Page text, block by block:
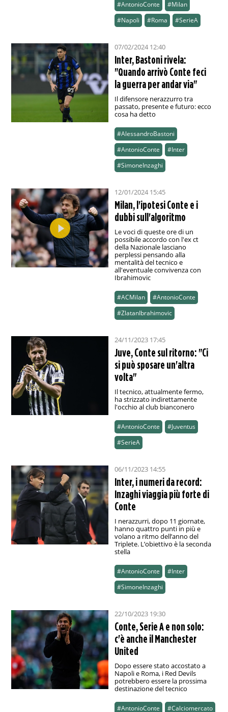
#AntonioConte
#Milan
#Napoli
#Roma #SerieA
07/02/2024 12:40
Inter, Bastoni rivela:
"Quando arrivò Conte feci
la guerra per andar via"
Il difensore nerazzurro tra
passato, presente e futuro: ecco
cosa ha detto
#AlessandroBastoni
#AntonioConte
#Inter
#SimoneInzaghi
12/01/2024 15:45
Milan, l'ipotesi Conte e i
dubbi sull'algoritmo
Le voci di queste ore di un
possibile accordo con l'ex ct
della Nazionale lasciano
perplessi pensando alla
mentalità del tecnico e
all'eventuale convivenza con
Ibrahimovic
#ACMilan
#AntonioConte
#ZlatanIbrahimovic
24/11/2023 17:45
Juve, Conte sul ritorno: "Ci
si può sposare un'altra
volta"
Il tecnico, attualmente fermo,
ha strizzato indirettamente
l'occhio al club bianconero
#AntonioConte
#Juventus
#SerieA
06/11/2023 14:55
Inter, i numeri da record:
Inzaghi viaggia più forte di
Conte
I nerazzurri, dopo 11 giornate,
hanno quattro punti in più e
volano a ritmo dell’anno del
Triplete. L’obiettivo è la seconda
stella
#AntonioConte
#Inter
#SimoneInzaghi
22/10/2023 19:30
Conte, Serie A e non solo:
c'è anche il Manchester
United
Dopo essere stato accostato a
Napoli e Roma, i Red Devils
potrebbero essere la prossima
destinazione del tecnico
#AntonioConte
#Calciomercato